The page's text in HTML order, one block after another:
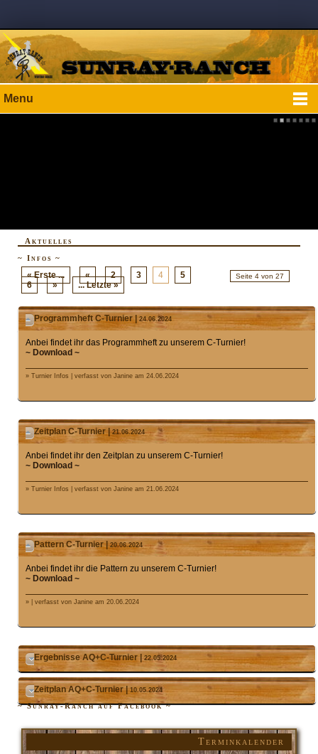
Menu
Aktuelles
~ Infos ~
Seite 4 von 27
« Erste ... « 2 3 4
5
6
» ... Letzte »
Programmheft C-Turnier | 24.06.2024
Anbei findet ihr das Programmheft zu unserem C-Turnier!
~ Download ~
» Turnier Infos | verfasst von Janine am 24.06.2024
Zeitplan C-Turnier |21.06.2024
Anbei findet ihr den Zeitplan zu unserem C-Turnier!
~ Download ~
» Turnier Infos | verfasst von Janine am 21.06.2024
Pattern C-Turnier |20.06.2024
Anbei findet ihr die Pattern zu unserem C-Turnier!
~ Download ~
» | verfasst von Janine am 20.06.2024
Ergebnisse AQ+C-Turnier | 22.05.2024
Zeitplan AQ+C-Turnier |10.05.2024
~ Sunray-Ranch auf Facebook ~
Terminkalender